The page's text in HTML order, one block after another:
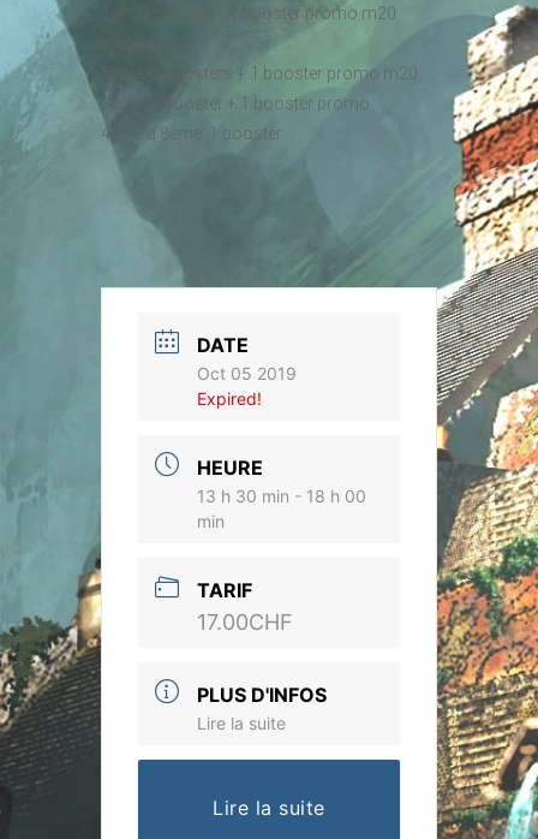
1er: 3 boosters+ 1 booster promo m20
premium
2eme: 2 boosters + 1 booster promo m20
3eme: 1 booster + 1 booster promo
4eme à 8eme: 1 booster
DATE
Oct 05 2019
Expired!
HEURE
13 h 30 min - 18 h 00
min
TARIF
17.00CHF
PLUS D'INFOS
Lire la suite
Lire la suite